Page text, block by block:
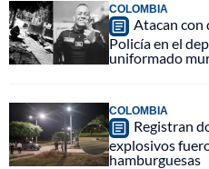
COLOMBIA
Atacan con
Policía en el
uniformado
COLOMBIA
Registran
explosivos
hamburguesas